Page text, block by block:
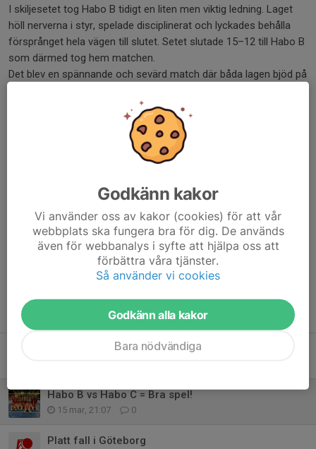
I skiljesetet tog Habo B tidigt en liten men viktig ledning. Laget
höll nerverna i styr, spelade disciplinerat och lyckades behålla
försprånget hela vägen till slutet. Setet slutade 15–12 till Habo B
som därmed tog hem matchen.
Det blev en spännande och sevärd match där båda lagen bjöd på
varje lag – Leo i Habo B (har gjort inhopp i C men inte i B) och
Isak i Habo C – som båda gjorde mycket starka insatser! Extra
Kommentarer
Tidigare nyheter
Habo C säsongsavslutning
Habo B vs Habo C = Bra spel!
15 mar, 21:07 0
Platt fall i Göteborg
Godkänn kakor
Vi använder oss av kakor (cookies) för att vår
webbplats ska fungera bra för dig. De används
även för webbanalys i syfte att hjälpa oss att
förbättra våra tjänster.
Så använder vi cookies
Godkänn alla kakor
Bara nödvändiga